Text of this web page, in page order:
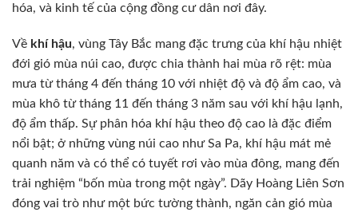
hóa, và kinh tế của cộng đồng cư dân nơi đây.
Về khí hậu, vùng Tây Bắc mang đặc trưng của khí hậu nhiệt
đới gió mùa núi cao, được chia thành hai mùa rõ rệt: mùa
mưa từ tháng 4 đến tháng 10 với nhiệt độ và độ ẩm cao, và
mùa khô từ tháng 11 đến tháng 3 năm sau với khí hậu lạnh,
độ ẩm thấp. Sự phân hóa khí hậu theo độ cao là đặc điểm
nổi bật; ở những vùng núi cao như Sa Pa, khí hậu mát mẻ
quanh năm và có thể có tuyết rơi vào mùa đông, mang đến
trải nghiệm “bốn mùa trong một ngày”. Dãy Hoàng Liên Sơn
đóng vai trò như một bức tường thành, ngăn cản gió mùa